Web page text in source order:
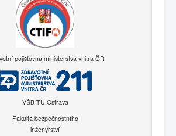
pojišťovna ministerstva vnitra ČR
VŠB-TU Ostrava
Fakulta bezpečnostního
inženýrství